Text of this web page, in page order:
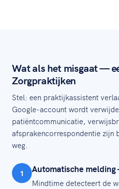
Wat als het misgaat —
Zorgpraktijken
Stel: een praktijkassistent
Google-account wordt
patiëntcommunicatie,
afsprakencorrespondentie zijn
weg.
1 Automatische
Mindtime detecteert de